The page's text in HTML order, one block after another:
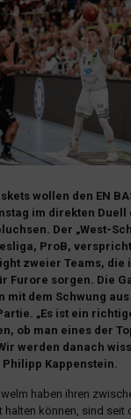
wollen den EN
im direkten Duell
Der „West-
ProB,
zweier Teams, die
Furore sorgen. Die
mit dem Schwung
„Es ist ein
ob man eines der
werden danach
Kappenstein.
haben ihren
halten können, sind seit